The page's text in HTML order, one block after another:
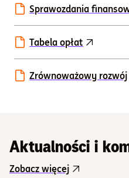
Sprawozdania
Tabela opłat
Zrównoważowy rozwój
Aktualności i
Zobacz więcej